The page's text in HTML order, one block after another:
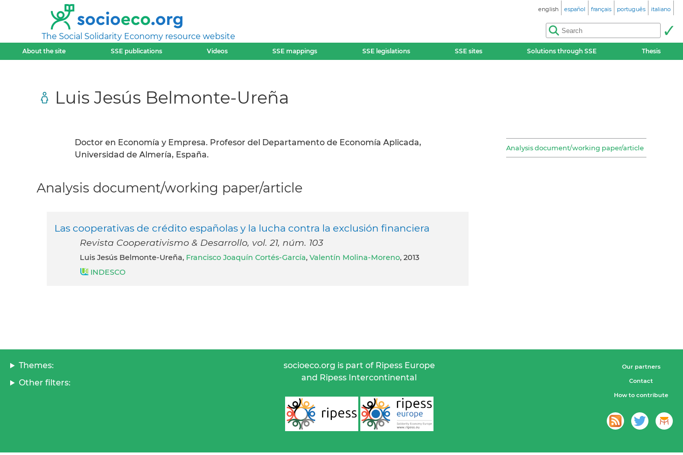
The Social Solidarity Economy resource website
english español français português italiano
About the site SSE publications Videos SSE mappings SSE legislations SSE sites Solutions through SSE Thesis
Luis Jesús Belmonte-Ureña
Doctor en Economía y Empresa. Profesor del Departamento de Economía Aplicada,
Universidad de Almería, España.
Analysis document/working paper/article
Analysis document/working paper/article
Las cooperativas de crédito españolas y la lucha contra la exclusión financiera
Revista Cooperativismo & Desarrollo, vol. 21, núm. 103
Luis Jesús Belmonte-Ureña, Francisco Joaquín Cortés-García, Valentín Molina-Moreno, 2013
INDESCO
Themes:
Other filters:
socioeco.org is part of Ripess Europe
and Ripess Intercontinental
Our partners
Contact
How to contribute